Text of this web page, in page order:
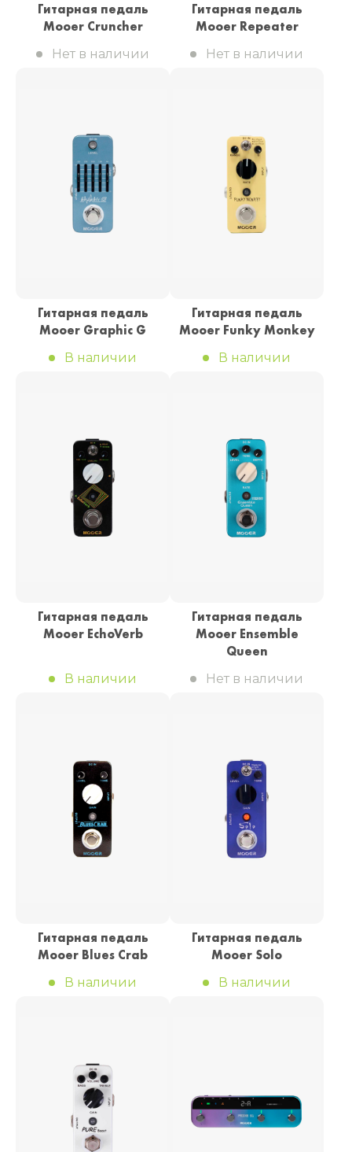
Гитарная педаль
Mooer Cruncher
Нет в наличии
Гитарная педаль
Mooer Repeater
Нет в наличии
Гитарная педаль
Mooer Graphic G
В наличии
Гитарная педаль
Mooer Funky Monkey
В наличии
Гитарная педаль
Mooer EchoVerb
В наличии
Гитарная педаль
Mooer Ensemble
Queen
Нет в наличии
Гитарная педаль
Mooer Blues Crab
В наличии
Гитарная педаль
Mooer Solo
В наличии